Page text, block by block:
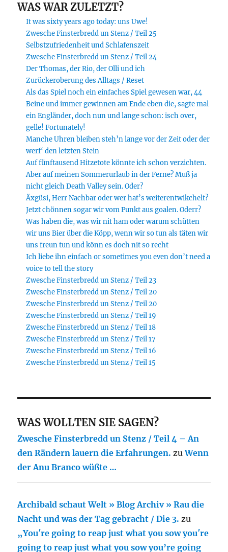
WAS WAR ZULETZT?
It was sixty years ago today: uns Uwe!
Zwesche Finsterbredd un Stenz / Teil 25
Selbstzufriedenheit und Schlafenszeit
Zwesche Finsterbredd un Stenz / Teil 24
Der Thomas, der Rio, der Olli und ich
Zurückeroberung des Alltags / Reset
Als das Spiel noch ein einfaches Spiel gewesen war, 44
Beine und immer gewinnen am Ende eben die, sagte mal
ein Engländer, doch nun und lange schon: isch over,
gelle! Fortunately!
Manche Uhren bleiben steh’n lange vor der Zeit oder der
werf‘ den letzten Stein
Auf fünftausend Hitzetote könnte ich schon verzichten.
Aber auf meinen Sommerurlaub in der Ferne? Muß ja
nicht gleich Death Valley sein. Oder?
Äxgüsi, Herr Nachbar oder wer hat’s weiterentwikchelt?
Jetzt chönnen sogar wir vom Punkt aus goalen. Oderr?
Was haben die, was wir nit ham oder warum schütten
wir uns Bier über die Köpp, wenn wir so tun als täten wir
uns freun tun und könn es doch nit so recht
Ich liebe ihn einfach or sometimes you even don’t need a
voice to tell the story
Zwesche Finsterbredd un Stenz / Teil 23
Zwesche Finsterbredd un Stenz / Teil 20
Zwesche Finsterbredd un Stenz / Teil 20
Zwesche Finsterbredd un Stenz / Teil 19
Zwesche Finsterbredd un Stenz / Teil 18
Zwesche Finsterbredd un Stenz / Teil 17
Zwesche Finsterbredd un Stenz / Teil 16
Zwesche Finsterbredd un Stenz / Teil 15
WAS WOLLTEN SIE SAGEN?
Zwesche Finsterbredd un Stenz / Teil 4 – An
den Rändern lauern die Erfahrungen. zuWenn
der Anu Branco wüßte …
Archibald schaut Welt » Blog Archiv » Rau die
Nacht und was der Tag gebracht / Die 3. zu
„You′re going to reap just what you sow you′re
going to reap just what you sow you’re going